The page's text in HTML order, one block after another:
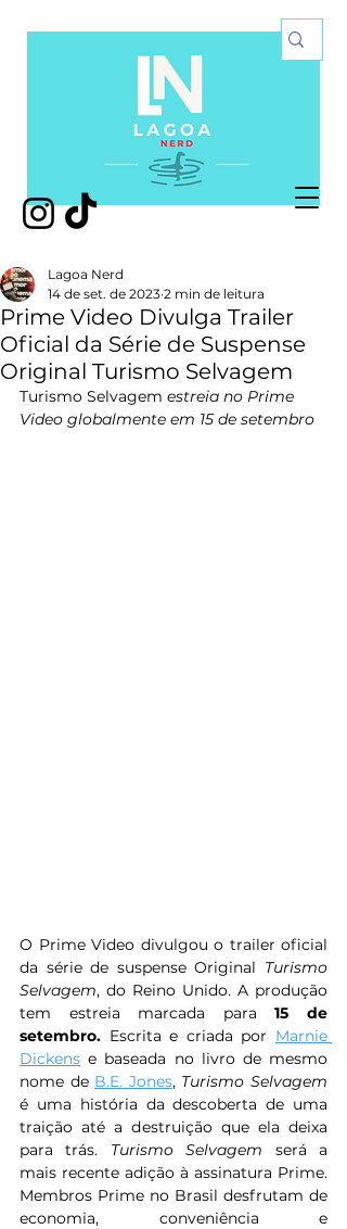
Prime Video Divulga Trailer
Oficial da Série de Suspense
Original Turismo Selvagem
Lagoa Nerd
14 de set. de 2023 2 min de leitura
Turismo Selvagem estreia no Prime
Video globalmente em 15 de setembro
O Prime Video divulgou o trailer oficial
da série de suspense Original Turismo
Selvagem, do Reino Unido. A produção
tem estreia marcada para 15 de
setembro. Escrita e criada por Marnie
Dickens e baseada no livro de mesmo
nome de B.E. Jones,
é uma história da descoberta de uma
traição até a destruição que ela deixa
para trás. Turismo Selvagem será a
mais recente adição à assinatura Prime.
Membros Prime no Brasil desfrutam de
economia, conveniência e